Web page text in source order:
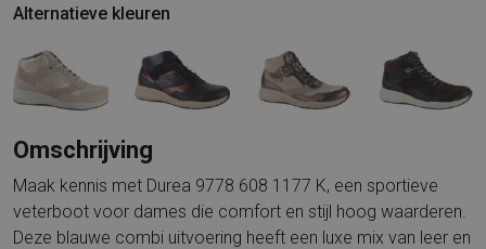
Alternatieve kleuren
Omschrijving
Maak kennis met Durea 9778 608 1177 K, een sportieve
veterboot voor dames die comfort en stijl hoog waarderen.
Deze blauwe combi uitvoering heeft een luxe mix van leer en